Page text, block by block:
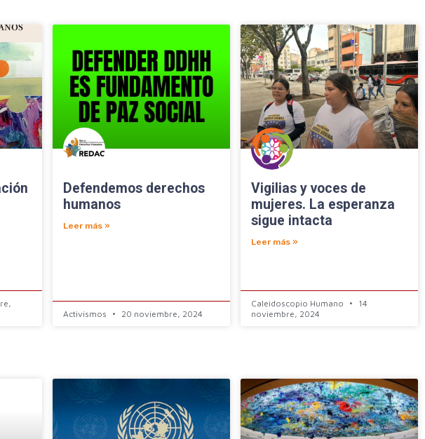
Defendemos derechos
humanos
Leer más »
Activismos 20 noviembre, 2024
Vigilias y voces de
mujeres. La esperanza
sigue intacta
Leer más »
Caleidoscopio Humano
14
noviembre, 2024